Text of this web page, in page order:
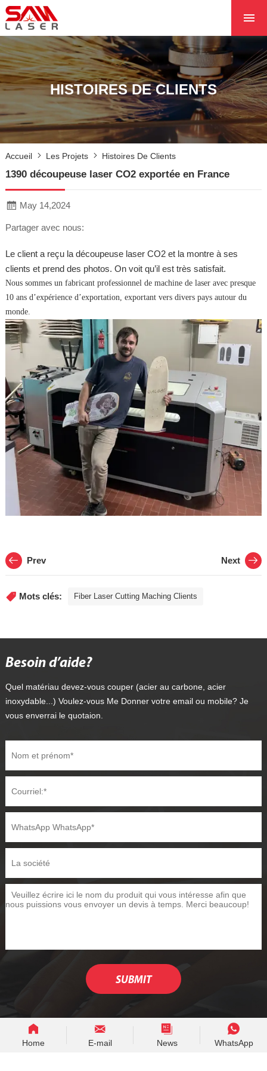
À PROPOS DE
PRODUITS
LES PROJETS
LES NOUVELLES
CONTACTEZ NOUS
HISTOIRES DE CLIENTS
Accueil Les Projets Histoires De Clients
1390 découpeuse laser CO2 exportée en France
May 14,2024
Partager avec nous:
Le client a reçu la découpeuse laser CO2 et la montre à ses
clients et prend des photos. On voit qu’il est très satisfait.
Nous sommes un fabricant professionnel de machine de laser avec presque
10 ans d’expérience d’exportation, exportant vers divers pays autour du
monde.
Prev Next
Mots clés: Fiber Laser Cutting Maching Clients
Besoin d’aide?
Quel matériau devez-vous couper (acier au carbone, acier
inoxydable...) Voulez-vous Me Donner votre email ou mobile? Je
vous enverrai le quotaion.
Home E-mail News WhatsApp